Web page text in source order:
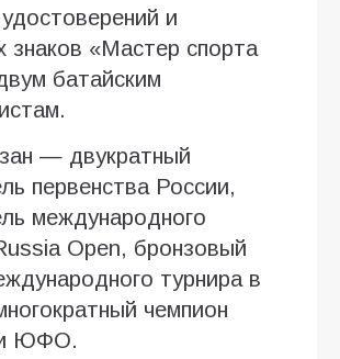
и
знаков «Мастер спорта
батайским
— двукратный
первенства России,
международного
Open, бронзовый
турнира в
чемпион
и ЮФО.